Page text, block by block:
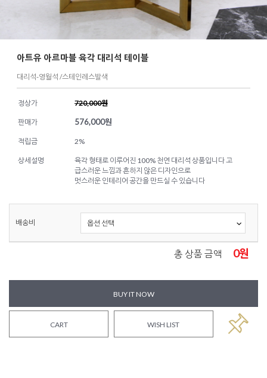
아트유 아르마블 육각 대리석 테이블
대리석-영월석 /스테인레스발색
정상가 720,000원
판매가 576,000원
적립금 2%
상세설명
육각 형태로 이루어진 100% 천연 대리석 상품입니다 고
급스러운 느낌과 흔하지 않은 디자인으로
멋스러운 인테리어 공간을 만드실 수 있습니다
배송비
총 상품 금액 0원
BUY IT NOW
CART WISH LIST